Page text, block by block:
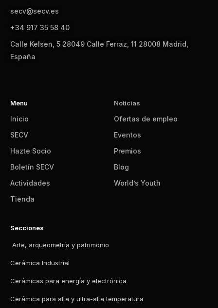
secv@secv.es
+34 917 35 58 40
Calle Kelsen, 5 28049 Calle Ferraz, 11 28008 Madrid,
España
Menu
Inicio
SECV
Hazte Socio
Boletín SECV
Actividades
Tienda
Noticias
Ofertas de empleo
Eventos
Premios
Blog
World’s Youth
Secciones
Arte, arqueometría y patrimonio
Cerámica Industrial
Cerámicas para energía y electrónica
Cerámica para alta y ultra-alta temperatura